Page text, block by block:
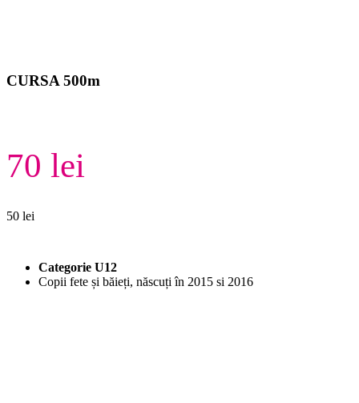
CURSA 500m
70 lei
50 lei
Categorie U12
Copii fete și băieți, născuți în 2015 si 2016